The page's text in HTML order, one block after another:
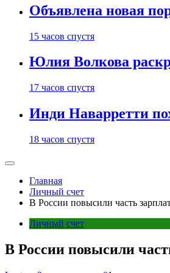
Объявлена новая
15 часов спустя
Юлия Волкова
17 часов спустя
Инди Наварретти
18 часов спустя
Главная
Личный счет
В России повысили часть
Личный счет
В России повысили